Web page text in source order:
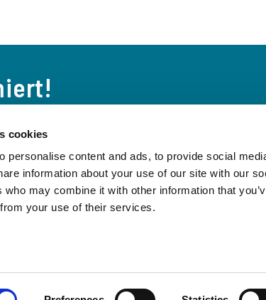
cookies
personalise content and ads, to provide social
information about your use of our site with our
may combine it with other information that
your use of their services.
dem Laufenden zu